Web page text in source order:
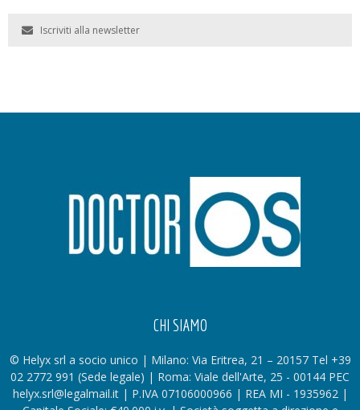
Iscriviti alla newsletter
CHI SIAMO
© Helyx srl a socio unico | Milano: Via Eritrea, 21 – 20157 Tel +39
02 2772 991 (Sede legale) | Roma: Viale dell'Arte, 25 - 00144 PEC
helyx.srl@legalmail.it | P.IVA 07106000966 | REA MI - 1935962 |